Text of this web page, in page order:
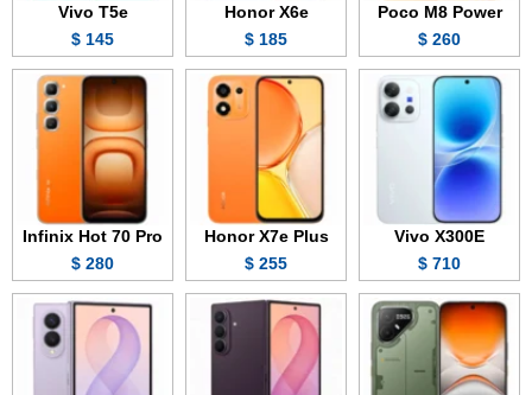
Poco M8 Power
260 $
Honor X6e
185 $
Vivo T5e
145 $
Vivo X300E
710 $
Honor X7e Plus
255 $
Infinix Hot 70 Pro
280 $